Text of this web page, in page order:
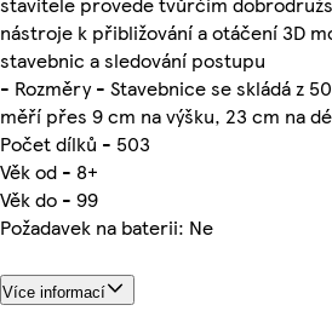
nástroje k přibližování a otáčení 3D
stavebnic a sledování postupu
- Rozměry - Stavebnice se skládá z
měří přes 9 cm na výšku, 23 cm na
Počet dílků - 503
Věk od - 8+
Věk do - 99
Požadavek na baterii: Ne
Více informací